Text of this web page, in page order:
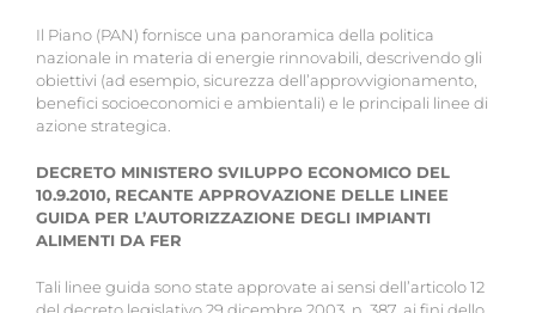
Il Piano (PAN) fornisce una panoramica della politica
nazionale in materia di energie rinnovabili, descrivendo gli
obiettivi (ad esempio, sicurezza dell’approvvigionamento,
benefici socioeconomici e ambientali) e le principali linee di
azione strategica.
DECRETO MINISTERO SVILUPPO ECONOMICO DEL
10.9.2010, RECANTE APPROVAZIONE DELLE LINEE
GUIDA PER L’AUTORIZZAZIONE DEGLI IMPIANTI
ALIMENTI DA FER
Tali linee guida sono state approvate ai sensi dell’articolo 12